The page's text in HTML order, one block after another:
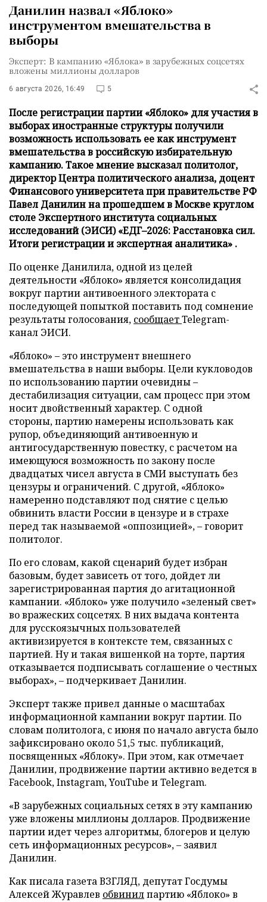
Данилин назвал «Яблоко»
инструментом вмешательства в
выборы
Эксперт: В кампанию «Яблока» в зарубежных соцсетях
вложены миллионы долларов
6 августа 2026, 16:49 5
После регистрации партии «Яблоко» для участия в
выборах иностранные структуры получили
возможность использовать ее как инструмент
вмешательства в российскую избирательную
кампанию. Такое мнение высказал политолог,
директор Центра политического анализа, доцент
Финансового университета при правительстве РФ
Павел Данилин на прошедшем в Москве круглом
столе Экспертного института социальных
исследований (ЭИСИ) «ЕДГ–2026: Расстановка сил.
Итоги регистрации и экспертная аналитика» .
По оценке Данилила, одной из целей
деятельности «Яблоко» является консолидация
вокруг партии антивоенного электората с
последующей попыткой поставить под сомнение
результаты голосования, сообщаетTelegram-
канал ЭИСИ.
«Яблоко» – это инструмент внешнего
вмешательства в наши выборы. Цели кукловодов
по использованию партии очевидны –
дестабилизация ситуации, сам процесс при этом
носит двойственный характер. С одной
стороны, партию намерены использовать как
рупор, объединяющий антивоенную и
антигосударственную повестку, с расчетом на
имеющуюся возможность по закону после
двадцатых чисел августа в СМИ выступать без
цензуры и ограничений. С другой, «Яблоко»
намеренно подставляют под снятие с целью
обвинить власти России в цензуре и в страхе
перед так называемой «оппозицией», – говорит
политолог.
По его словам, какой сценарий будет избран
базовым, будет зависеть от того, дойдет ли
зарегистрированная партия до агитационной
кампании. «Яблоко» уже получило «зеленый свет»
во вражеских соцсетях. В них выдача контента
для русскоязычных пользователей
активизируется в контексте тем, связанных с
партией. Ну и такая вишенкой на торте, партия
отказывается подписывать соглашение о честных
выборах», – подчеркивает Данилин.
Эксперт также привел данные о масштабах
информационной кампании вокруг партии. По
словам политолога, с июня по начало августа было
зафиксировано около 51,5 тыс. публикаций,
посвященных «Яблоку». При этом, как отмечает
Данилин, продвижение партии активно ведется в
Facebook, Instagram, YouTube и Telegram.
«В зарубежных социальных сетях в эту кампанию
уже вложены миллионы долларов. Продвижение
партии идет через алгоритмы, блогеров и целую
сеть информационных ресурсов», – заявил
Данилин.
Как писала газета ВЗГЛЯД, депутат Госдумы
Алексей Журавлев обвинилпартию «Яблоко» в